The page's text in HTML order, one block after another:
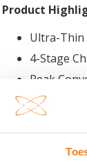
Product
Ultra-Thin
4-Stage
Peak
High
Fast